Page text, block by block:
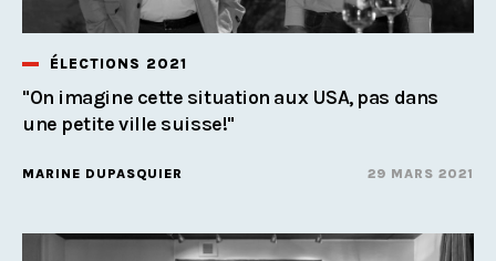
ÉLECTIONS 2021
"On imagine cette situation aux USA, pas dans
une petite ville suisse!"
MARINE DUPASQUIER 29 MARS 2021